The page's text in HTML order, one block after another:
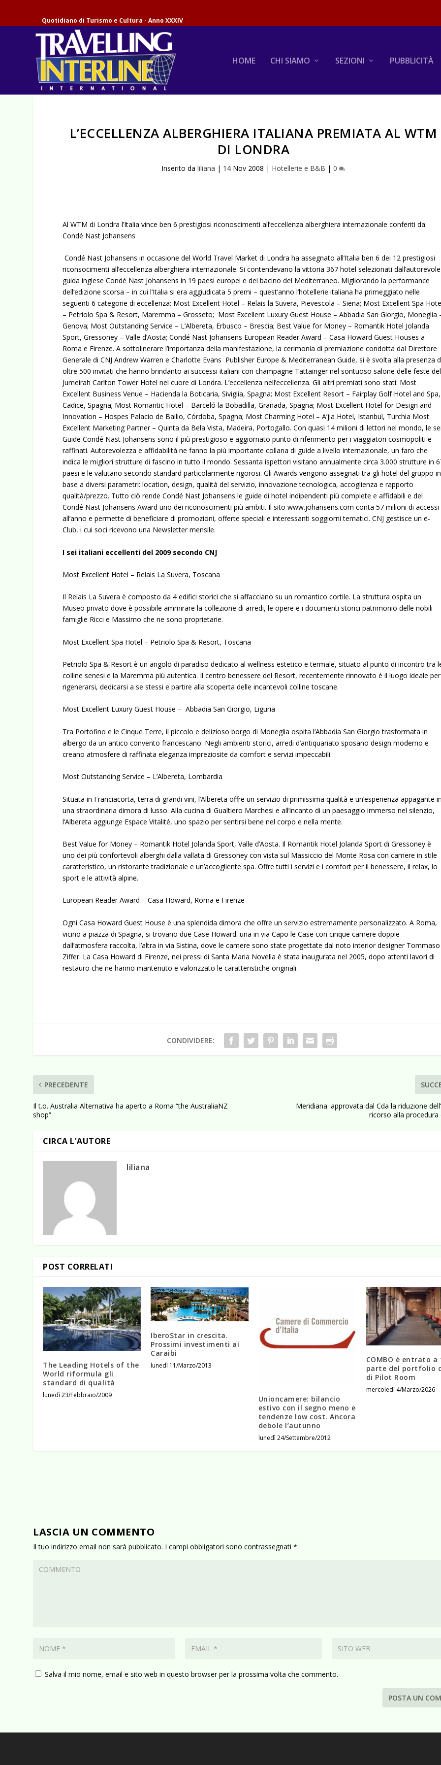
Quotidiano di Turismo e Cultura - Anno XXXIV
HOME CHI SIAMO SEZIONI PUBBLICITÀ
L’ECCELLENZA ALBERGHIERA ITALIANA PREMIATA AL WTM
DI LONDRA
Inserito daliliana | 14 Nov 2008 | Hotellerie e B&B |0
Al WTM di Londra l’Italia vince ben 6 prestigiosi riconoscimenti all’eccellenza alberghiera internazionale conferiti da
Condé Nast Johansens
Condé Nast Johansens in occasione del World Travel Market di Londra ha assegnato all’Italia ben 6 dei 12 prestigiosi
riconsocimenti all’eccellenza alberghiera internazionale. Si contendevano la vittoria 367 hotel selezionati dall’autorevole
guida inglese Condé Nast Johansens in 19 paesi europei e del bacino del Mediterraneo. Migliorando la performance
dell’edizione scorsa – in cui l’Italia si era aggiudicata 5 premi – quest’anno l’hotellerie italiana ha primeggiato nelle
seguenti 6 categorie di eccellenza: Most Excellent Hotel – Relais la Suvera, Pievescola – Siena; Most Excellent Spa
– Petriolo Spa & Resort, Maremma – Grosseto; Most Excellent Luxury Guest House – Abbadia San Giorgio, Moneglia
Genova; Most Outstanding Service – L’Albereta, Erbusco – Brescia; Best Value for Money – Romantik Hotel Jolanda
Sport, Gressoney – Valle d’Aosta; Condé Nast Johansens European Reader Award – Casa Howard Guest Houses a
Roma e Firenze. A sottolinerare l’importanza della manifestazione, la cerimonia di premiazione condotta dal Direttore
Generale di CNJ Andrew Warren e Charlotte Evans Publisher Europe & Mediterranean Guide, si è svolta alla presenza
oltre 500 invitati che hanno brindanto ai successi italiani con champagne Tattainger nel sontuoso salone delle feste del
Jumeirah Carlton Tower Hotel nel cuore di Londra. L’eccellenza nell’eccellenza. Gli altri premiati sono stati: Most
Excellent Business Venue – Hacienda la Boticaria, Siviglia, Spagna; Most Excellent Resort – Fairplay Golf Hotel and Spa,
Cadice, Spagna; Most Romantic Hotel – Barceló la Bobadilla, Granada, Spagna; Most Excellent Hotel for Design and
Innovation – Hospes Palacio de Bailio, Córdoba, Spagna; Most Charming Hotel – A’jia Hotel, Istanbul, Turchia Most
Excellent Marketing Partner – Quinta da Bela Vista, Madeira, Portogallo. Con quasi 14 milioni di lettori nel mondo, le
Guide Condé Nast Johansens sono il più prestigioso e aggiornato punto di riferimento per i viaggiatori cosmopoliti e
raffinati. Autorevolezza e affidabilità ne fanno la più importante collana di guide a livello internazionale, un faro che
indica le migliori strutture di fascino in tutto il mondo. Sessanta ispettori visitano annualmente circa 3.000 strutture in
paesi e le valutano secondo standard particolarmente rigorosi. Gli Awards vengono assegnati tra gli hotel del gruppo in
base a diversi parametri: location, design, qualità del servizio, innovazione tecnologica, accoglienza e rapporto
qualità/prezzo. Tutto ciò rende Condé Nast Johansens le guide di hotel indipendenti più complete e affidabili e del
Condé Nast Johansens Award uno dei riconoscimenti più ambiti. Il sitowww.johansens.com conta 57 milioni di accessi
all’anno e permette di beneficiare di promozioni, offerte speciali e interessanti soggiorni tematici. CNJ gestisce un e-
Club, i cui soci ricevono una Newsletter mensile.
I sei italiani eccellenti del 2009 secondo CNJ
Most Excellent Hotel – Relais La Suvera, Toscana
Il Relais La Suvera è composto da 4 edifici storici che si affacciano su un romantico cortile. La struttura ospita un
Museo privato dove è possibile ammirare la collezione di arredi, le opere e i documenti storici patrimonio delle nobili
famiglie Ricci e Massimo che ne sono proprietarie.
Most Excellent Spa Hotel – Petriolo Spa & Resort, Toscana
Petriolo Spa & Resort è un angolo di paradiso dedicato al wellness estetico e termale, situato al punto di incontro tra
colline senesi e la Maremma più autentica. Il centro benessere del Resort, recentemente rinnovato è il luogo ideale per
rigenerarsi, dedicarsi a se stessi e partire alla scoperta delle incantevoli colline toscane.
Most Excellent Luxury Guest House – Abbadia San Giorgio, Liguria
Tra Portofino e le Cinque Terre, il piccolo e delizioso borgo di Moneglia ospita l’Abbadia San Giorgio trasformata in
albergo da un antico convento francescano. Negli ambienti storici, arredi d’antiquariato sposano design moderno e
creano atmosfere di raffinata eleganza impreziosite da comfort e servizi impeccabili.
Most Outstanding Service – L’Albereta, Lombardia
Situata in Franciacorta, terra di grandi vini, l’Albereta offre un servizio di primissima qualità e un’esperienza appagante
una straordinaria dimora di lusso. Alla cucina di Gualtiero Marchesi e all’incanto di un paesaggio immerso nel silenzio,
l’Albereta aggiunge Espace Vitalité, uno spazio per sentirsi bene nel corpo e nella mente.
Best Value for Money – Romantik Hotel Jolanda Sport, Valle d’Aosta. Il Romantik Hotel Jolanda Sport di Gressoney è
uno dei più confortevoli alberghi dalla vallata di Gressoney con vista sul Massiccio del Monte Rosa con camere in stile
caratteristico, un ristorante tradizionale e un’accogliente spa. Offre tutti i servizi e i comfort per il benessere, il relax, lo
sport e le attività alpine.
European Reader Award – Casa Howard, Roma e Firenze
Ogni Casa Howard Guest House è una splendida dimora che offre un servizio estremamente personalizzato. A Roma,
vicino a piazza di Spagna, si trovano due Case Howard: una in via Capo le Case con cinque camere doppie
dall’atmosfera raccolta, l’altra in via Sistina, dove le camere sono state progettate dal noto interior designer Tommaso
Ziffer. La Casa Howard di Firenze, nei pressi di Santa Maria Novella è stata inaugurata nel 2005, dopo attenti lavori di
restauro che ne hanno mantenuto e valorizzato le caratteristiche originali.
CONDIVIDERE:
PRECEDENTE
Il t.o. Australia Alternativa ha aperto a Roma “the AustraliaNZ
shop”
Meridiana: approvata dal Cda la riduzione
ricorso alla
CIRCA L'AUTORE
liliana
POST CORRELATI
The Leading Hotels of the
World riformula gli
standard di qualità
lunedì 23/Febbraio/2009
IberoStar in crescita.
Prossimi investimenti ai
Caraibi
lunedì 11/Marzo/2013
Unioncamere: bilancio
estivo con il segno meno e
tendenze low cost. Ancora
debole l’autunno
lunedì 24/Settembre/2012
COMBO è entrato
parte del portfolio
di Pilot Room
mercoledì 4/Marzo/2026
LASCIA UN COMMENTO
Il tuo indirizzo email non sarà pubblicato. I campi obbligatori sono contrassegnati*
Salva il mio nome, email e sito web in questo browser per la prossima volta che commento.